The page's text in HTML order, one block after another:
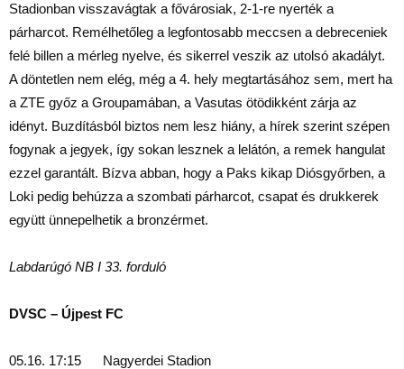
Stadionban visszavágtak a fővárosiak, 2-1-re nyerték a
párharcot. Remélhetőleg a legfontosabb meccsen a debreceniek
felé billen a mérleg nyelve, és sikerrel veszik az utolsó akadályt.
A döntetlen nem elég, még a 4. hely megtartásához sem, mert ha
a ZTE győz a Groupamában, a Vasutas ötödikként zárja az
idényt. Buzdításból biztos nem lesz hiány, a hírek szerint szépen
fogynak a jegyek, így sokan lesznek a lelátón, a remek hangulat
ezzel garantált. Bízva abban, hogy a Paks kikap Diósgyőrben, a
Loki pedig behúzza a szombati párharcot, csapat és drukkerek
együtt ünnepelhetik a bronzérmet.
Labdarúgó NB I 33. forduló
DVSC – Újpest FC
05.16. 17:15 Nagyerdei Stadion